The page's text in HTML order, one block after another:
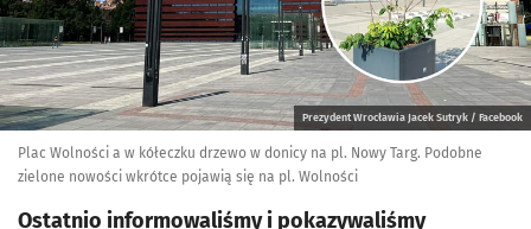
Prezydent Wrocławia Jacek Sutryk / Facebook
Plac Wolności a w kółeczku drzewo w donicy na pl. Nowy Targ. Podobne
zielone nowości wkrótce pojawią się na pl. Wolności
Ostatnio informowaliśmy i pokazywaliśmy